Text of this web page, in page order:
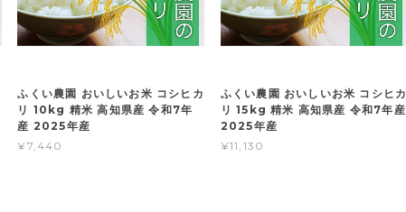
ふくい農園 おいしいお米 コシヒカ
リ 10kg 精米 高知県産 令和7年
産 2025年産
¥7,440
ふくい農園 おいしいお米 コシヒカ
リ 15kg 精米 高知県産 令和7年産
2025年産
¥11,130